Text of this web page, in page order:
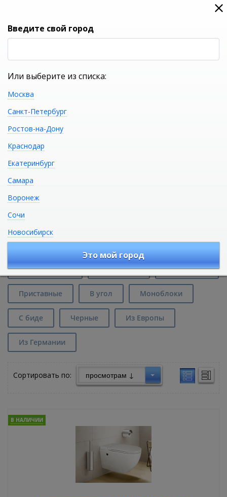
0
Унитазы и компакты
Безободковые Подвесные Напольные
Приставные В угол Моноблоки
С биде Черные Из Европы
Из Германии
Сортировать по:
В НАЛИЧИИ
Введите свой город
Или выберите из списка:
Москва
Санкт-Петербург
Ростов-на-Дону
Краснодар
Екатеринбург
Самара
Воронеж
Сочи
Новосибирск
Это мой город